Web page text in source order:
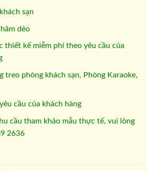
sạn
dẻo
thiết kế miễm phí theo yêu cầu của
treo phòng khách sạn, Phòng Karaoke,
cầu của khách hàng
cầu tham khảo mẫu thực tế, vui lòng
2636